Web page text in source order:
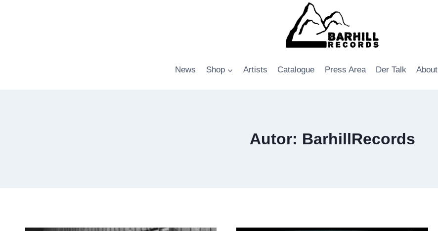
News Shop Artists Catalogue Press Area Der Talk About
Autor: BarhillRecords